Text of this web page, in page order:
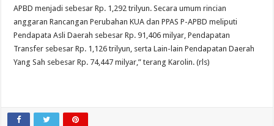
APBD menjadi sebesar Rp. 1,292 trilyun. Secara umum rincian
anggaran Rancangan Perubahan KUA dan PPAS P-APBD meliputi
Pendapata Asli Daerah sebesar Rp. 91,406 milyar, Pendapatan
Transfer sebesar Rp. 1,126 trilyun, serta Lain-lain Pendapatan Daerah
Yang Sah sebesar Rp. 74,447 milyar,” terang Karolin. (rls)